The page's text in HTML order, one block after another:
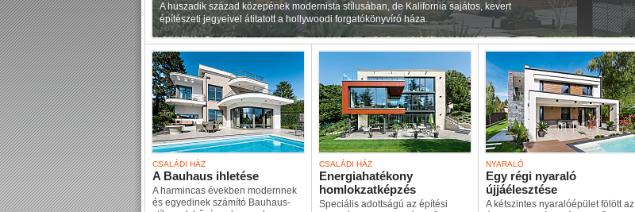
A huszadik század közepének modernista stílusában, de Kalifornia sajátos, kevert
építészeti jegyeivel átitatott a hollywoodi forgatókönyvíró háza.
CSALÁDI HÁZ
A Bauhaus ihletése
A harmincas években modernnek
és egyedinek számító Bauhaus-
CSALÁDI HÁZ
Energiahatékony
homlokzatképzés
Speciális adottságú az építési
NYARALÓ
Egy régi nyaraló
újjáélesztése
A kétszintes nyaralóépület fölött az